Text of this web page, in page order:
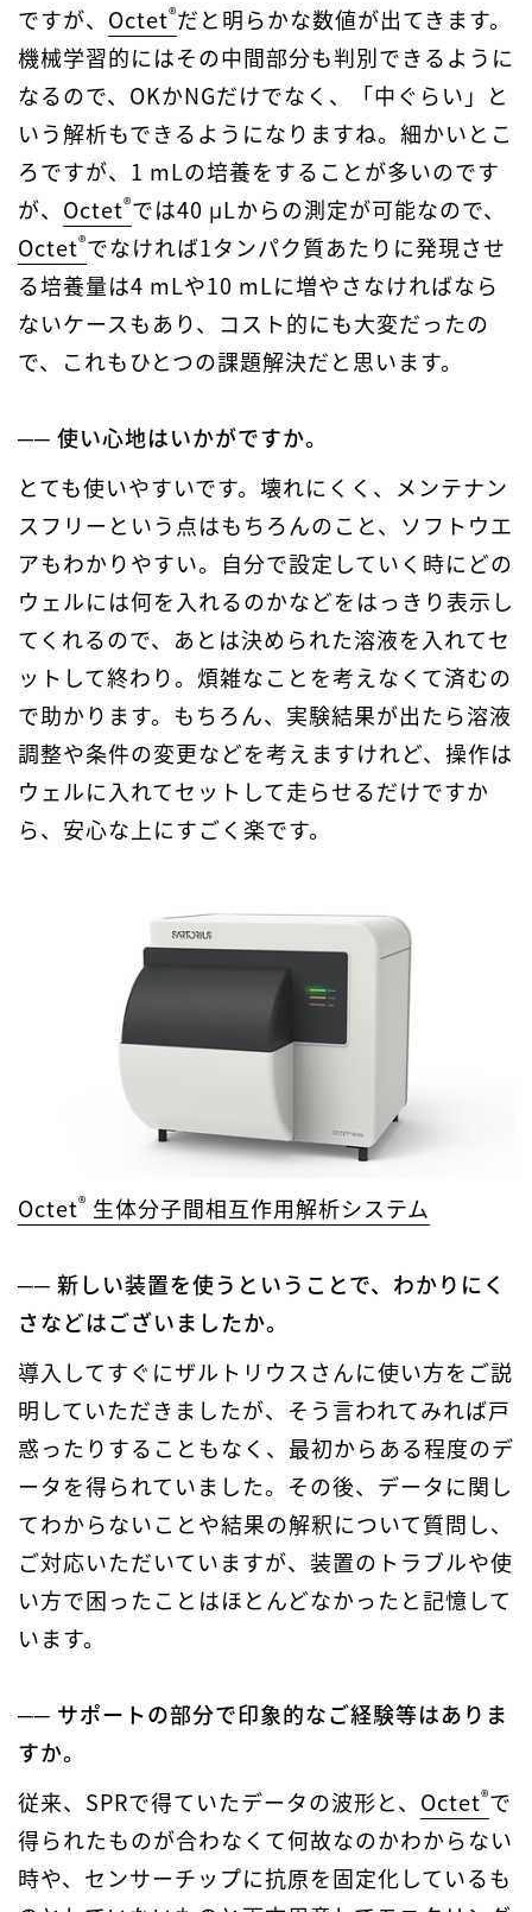
ですが、 Octet®だと明らかな数値が出てきます。
機械学習的にはその中間部分も判別できるように
なるので、OKかNGだけでなく、「中ぐらい」と
いう解析もできるようになりますね。細かいとこ
ろですが、1 mLの培養をすることが多いのです
が、 Octet®では40 μLからの測定が可能なので、
Octet®でなければ1タンパク質あたりに発現させ
る培養量は4 mLや10 mLに増やさなければなら
ないケースもあり、コスト的にも大変だったの
で、これもひとつの課題解決だと思います。
── 使い心地はいかがですか。
とても使いやすいです。壊れにくく、メンテナン
スフリーという点はもちろんのこと、ソフトウエ
アもわかりやすい。自分で設定していく時にどの
ウェルには何を入れるのかなどをはっきり表示し
てくれるので、あとは決められた溶液を入れてセ
ットして終わり。煩雑なことを考えなくて済むの
で助かります。もちろん、実験結果が出たら溶液
調整や条件の変更などを考えますけれど、操作は
ウェルに入れてセットして走らせるだけですか
ら、安心な上にすごく楽です。
Octet® 生体分子間相互作用解析システム
── 新しい装置を使うということで、わかりにく
さなどはございましたか。
導入してすぐにザルトリウスさんに使い方をご説
明していただきましたが、そう言われてみれば戸
惑ったりすることもなく、最初からある程度のデ
ータを得られていました。その後、データに関し
てわからないことや結果の解釈について質問し、
ご対応いただいていますが、装置のトラブルや使
い方で困ったことはほとんどなかったと記憶して
います。
── サポートの部分で印象的なご経験等はありま
すか。
従来、SPRで得ていたデータの波形と、 Octet®で
得られたものが合わなくて何故なのかわからない
時や、センサーチップに抗原を固定化しているも